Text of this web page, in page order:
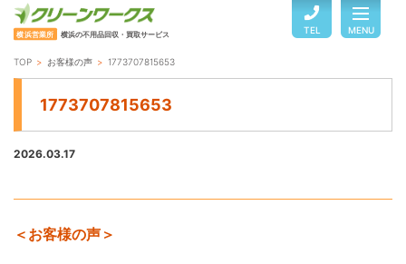
横浜営業所 横浜の不用品回収・買取サービス TEL MENU
TOP
ご利用の流れ
TOP お客様の声 1773707815653
1773707815653
2026.03.17
＜お客様の声＞